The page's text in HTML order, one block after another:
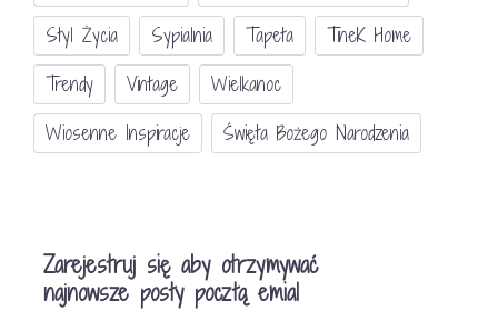
Styl Życia
Sypialnia Tapeta
TineK Home
Trendy
Vintage
Wielkanoc
Wiosenne Inspiracje
Święta Bożego Narodzenia
Zarejestruj się aby otrzymywać
najnowsze posty pocztą emial